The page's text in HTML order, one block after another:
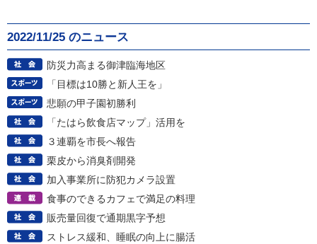
2022/11/25 のニュース
防災力高まる御津臨海地区
「目標は10勝と新人王を」
悲願の甲子園初勝利
「たはら飲食店マップ」活用を
３連覇を市長へ報告
栗皮から消臭剤開発
加入事業所に防犯カメラ設置
食事のできるカフェで満足の料理
販売量回復で通期黒字予想
ストレス緩和、睡眠の向上に腸活